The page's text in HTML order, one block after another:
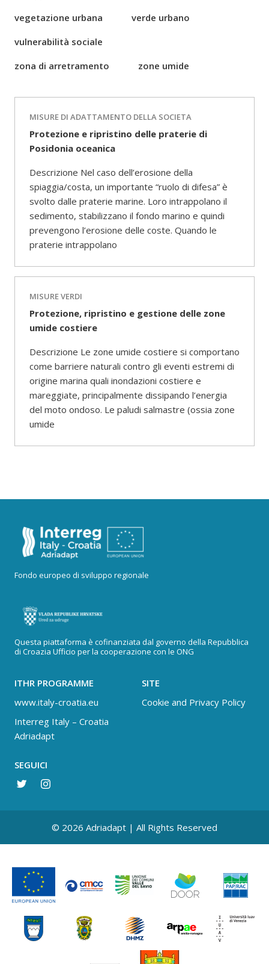
vegetazione urbana
verde urbano
vulnerabilità sociale
zona di arretramento
zone umide
MISURE DI ADATTAMENTO DELLA SOCIETA
Protezione e ripristino delle praterie di
Posidonia oceanica
Descrizione Nel caso dell’erosione della
spiaggia/costa, un importante “ruolo di difesa” è
svolto dalle praterie marine. Loro intrappolano il
sedimento, stabilizzano il fondo marino e quindi
prevengono l’erosione delle coste. Quando le
praterie intrappolano
MISURE VERDI
Protezione, ripristino e gestione delle zone
umide costiere
Descrizione Le zone umide costiere si comportano
come barriere naturali contro gli eventi estremi di
origine marina quali inondazioni costiere e
mareggiate, principalmente dissipando l’energia
del moto ondoso. Le paludi salmastre (ossia zone
umide
Fondo europeo di sviluppo regionale
Questa piattaforma è cofinanziata dal governo della Repubblica
di Croazia Ufficio per la cooperazione con le ONG
ITHR PROGRAMME
www.italy-croatia.eu
Interreg Italy – Croatia
Adriadapt
SITE
Cookie and Privacy Policy
SEGUICI
© 2026 Adriadapt | All Rights Reserved